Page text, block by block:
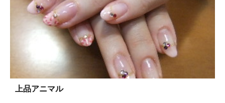
上品アニマル